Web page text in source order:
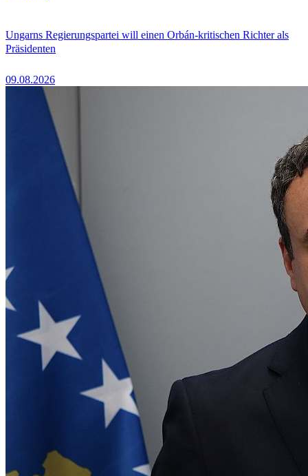
Ungarns Regierungspartei will einen Orbán-kritischen Richter als
Präsidenten
09.08.2026